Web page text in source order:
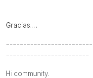
Gracias….
------------------------
Hi community.